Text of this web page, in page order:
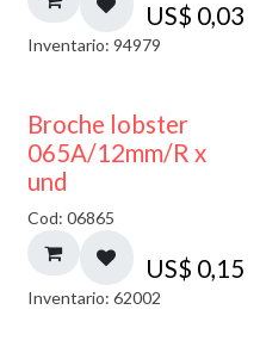
US$ 0,03
Inventario: 94979
Broche lobster
065A/12mm/R x
und
Cod: 06865
US$ 0,15
Inventario: 62002